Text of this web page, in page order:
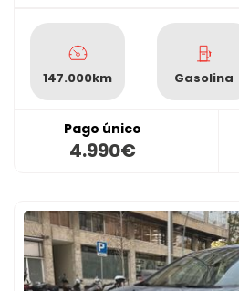
147.000km Gasolina
Pago único
4.990€